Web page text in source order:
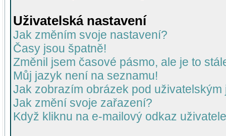
Uživatelská nastavení
Jak změním svoje nastavení?
Časy jsou špatně!
Změnil jsem časové pásmo, ale je to
Můj jazyk není na seznamu!
Jak zobrazím obrázek pod uživatelským
Jak změní svoje zařazení?
Když kliknu na e-mailový odkaz